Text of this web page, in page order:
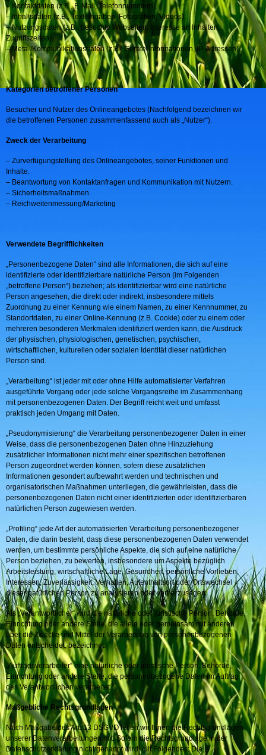
– Kontaktdaten (z.B., E-Mail, Telefonnummern).
– Inhaltsdaten (z.B., Texteingaben, Fotografien, Videos).
– Nutzungsdaten (z.B., besuchte Webseiten, Interesse an Inhalten,
Zugriffszeiten).
– Meta-/Kommunikationsdaten (z.B., Geräte-Informationen, IP-Adressen).
Kategorien betroffener Personen
Besucher und Nutzer des Onlineangebotes (Nachfolgend bezeichnen wir
die betroffenen Personen zusammenfassend auch als „Nutzer“).
Zweck der Verarbeitung
– Zurverfügungstellung des Onlineangebotes, seiner Funktionen und
Inhalte.
– Beantwortung von Kontaktanfragen und Kommunikation mit Nutzern.
– Sicherheitsmaßnahmen.
– Reichweitenmessung/Marketing
Verwendete Begrifflichkeiten
„Personenbezogene Daten“ sind alle Informationen, die sich auf eine
identifizierte oder identifizierbare natürliche Person (im Folgenden
„betroffene Person“) beziehen; als identifizierbar wird eine natürliche
Person angesehen, die direkt oder indirekt, insbesondere mittels
Zuordnung zu einer Kennung wie einem Namen, zu einer Kennnummer, zu
Standortdaten, zu einer Online-Kennung (z.B. Cookie) oder zu einem oder
mehreren besonderen Merkmalen identifiziert werden kann, die Ausdruck
der physischen, physiologischen, genetischen, psychischen,
wirtschaftlichen, kulturellen oder sozialen Identität dieser natürlichen
Person sind.
„Verarbeitung“ ist jeder mit oder ohne Hilfe automatisierter Verfahren
ausgeführte Vorgang oder jede solche Vorgangsreihe im Zusammenhang
mit personenbezogenen Daten. Der Begriff reicht weit und umfasst
praktisch jeden Umgang mit Daten.
„Pseudonymisierung“ die Verarbeitung personenbezogener Daten in einer
Weise, dass die personenbezogenen Daten ohne Hinzuziehung
zusätzlicher Informationen nicht mehr einer spezifischen betroffenen
Person zugeordnet werden können, sofern diese zusätzlichen
Informationen gesondert aufbewahrt werden und technischen und
organisatorischen Maßnahmen unterliegen, die gewährleisten, dass die
personenbezogenen Daten nicht einer identifizierten oder identifizierbaren
natürlichen Person zugewiesen werden.
„Profiling“ jede Art der automatisierten Verarbeitung personenbezogener
Daten, die darin besteht, dass diese personenbezogenen Daten verwendet
werden, um bestimmte persönliche Aspekte, die sich auf eine natürliche
Person beziehen, zu bewerten, insbesondere um Aspekte bezüglich
Arbeitsleistung, wirtschaftliche Lage, Gesundheit, persönliche Vorlieben,
Interessen, Zuverlässigkeit, Verhalten, Aufenthaltsort oder Ortswechsel
dieser natürlichen Person zu analysieren oder vorherzusagen.
Als „Verantwortlicher“ wird die natürliche oder juristische Person, Behörde,
Einrichtung oder andere Stelle, die allein oder gemeinsam mit anderen
über die Zwecke und Mittel der Verarbeitung von personenbezogenen
Daten entscheidet, bezeichnet.
„Auftragsverarbeiter“ eine natürliche oder juristische Person, Behörde,
Einrichtung oder andere Stelle, die personenbezogene Daten im Auftrag
des Verantwortlichen verarbeitet.
Maßgebliche Rechtsgrundlagen
Nach Maßgabe des Art. 13 DSGVO teilen wir Ihnen die Rechtsgrundlagen
unserer Datenverarbeitungen mit. Sofern die Rechtsgrundlage in der
Datenschutzerklärung nicht genannt wird, gilt Folgendes: Die